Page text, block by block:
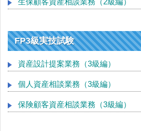
FP3級実技試験
資産設計提案業務（3級編）
個人資産相談業務（3級編）
保険顧客資産相談業務（3級編）